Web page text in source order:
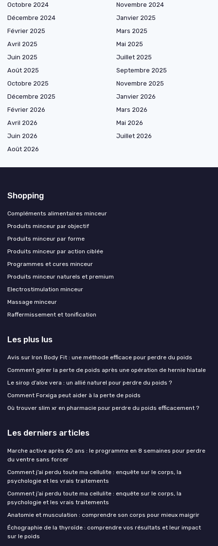
Octobre 2024
Novembre 2024
Décembre 2024
Janvier 2025
Février 2025
Mars 2025
Avril 2025
Mai 2025
Juin 2025
Juillet 2025
Août 2025
Septembre 2025
Octobre 2025
Novembre 2025
Décembre 2025
Janvier 2026
Février 2026
Mars 2026
Avril 2026
Mai 2026
Juin 2026
Juillet 2026
Août 2026
Shopping
Compléments alimentaires minceur
Produits minceur par objectif
Produits minceur par forme
Produits minceur par action ciblée
Programmes et cures minceur
Produits minceur naturels et premium
Electrostimulation minceur
Massage minceur
Raffermissement et tonification
Les plus lus
Avis sur Iron Body Fit : une méthode efficace pour perdre du poids
Comment gérer la perte de poids après une opération de hernie hiatale
Le sirop d’aloe vera : un allié naturel pour perdre du poids ?
Comment Forxiga peut aider à la perte de poids
Où trouver slim xr en pharmacie pour perdre du poids efficacement ?
Les derniers articles
Marche active après 60 ans : le programme en 8 semaines pour perdre
du ventre sans forcer
Comment j’ai perdu toute ma cellulite : enquête sur le corps, la
psychologie et les vrais traitements
Comment j’ai perdu toute ma cellulite : enquête sur le corps, la
psychologie et les vrais traitements
Anatomie et musculation : comprendre son corps pour mieux maigrir
Échographie de la thyroïde : comprendre vos résultats et leur impact
sur le poids